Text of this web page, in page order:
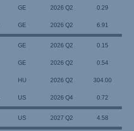
GE 2026 Q2 0.29
GE 2026 Q2 6.91
GE 2026 Q2 0.15
GE 2026 Q2 0.54
HU 2026 Q2 304.00
US 2026 Q4 0.72
US 2027 Q2 4.58